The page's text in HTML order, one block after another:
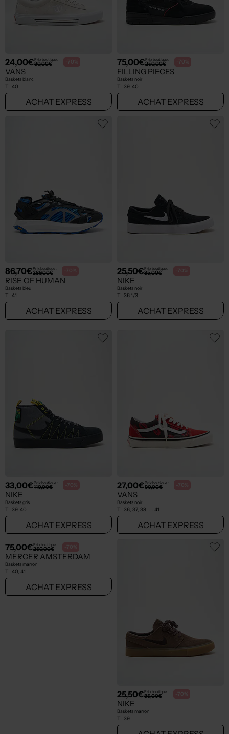
24,00€Prix boutique :
80,00€ -70%
VANS
Baskets blanc
T : 40
ACHAT EXPRESS
75,00€Prix boutique :
250,00€ -70%
FILLING PIECES
Baskets noir
T : 39, 40
ACHAT EXPRESS
86,70€Prix boutique :
289,00€ -70%
RISE OF HUMAN
Baskets bleu
T : 41
ACHAT EXPRESS
25,50€Prix boutique :
85,00€ -70%
NIKE
Baskets noir
T : 36 1/3
ACHAT EXPRESS
33,00€Prix boutique :
110,00€ -70%
NIKE
Baskets gris
T : 39, 40
ACHAT EXPRESS
27,00€Prix boutique :
90,00€ -70%
VANS
Baskets noir
T : 36, 37, 38, ... 41
ACHAT EXPRESS
25,50€Prix boutique :
85,00€ -70%
NIKE
Baskets marron
T : 39